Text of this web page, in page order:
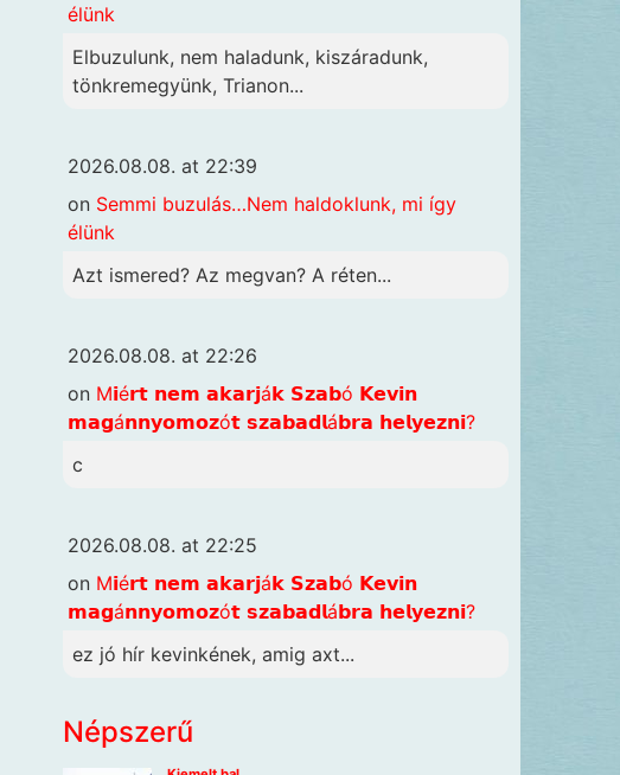
élünk
Elbuzulunk, nem haladunk, kiszáradunk,
tönkremegyünk, Trianon...
2026.08.08. at 22:39
on Semmi buzulás…Nem haldoklunk, mi így
élünk
Azt ismered? Az megvan? A réten...
2026.08.08. at 22:26
on M𝗶é𝗿𝘁 𝗻𝗲𝗺 𝗮𝗸𝗮𝗿𝗷á𝗸 𝗦𝘇𝗮𝗯ó 𝗞𝗲𝘃𝗶𝗻
𝗺𝗮𝗴á𝗻𝗻𝘆𝗼𝗺𝗼𝘇ó𝘁 𝘀𝘇𝗮𝗯𝗮𝗱𝗹á𝗯𝗿𝗮 𝗵𝗲𝗹𝘆𝗲𝘇𝗻𝗶?
c
2026.08.08. at 22:25
on M𝗶é𝗿𝘁 𝗻𝗲𝗺 𝗮𝗸𝗮𝗿𝗷á𝗸 𝗦𝘇𝗮𝗯ó 𝗞𝗲𝘃𝗶𝗻
𝗺𝗮𝗴á𝗻𝗻𝘆𝗼𝗺𝗼𝘇ó𝘁 𝘀𝘇𝗮𝗯𝗮𝗱𝗹á𝗯𝗿𝗮 𝗵𝗲𝗹𝘆𝗲𝘇𝗻𝗶?
ez jó hír kevinkének, amig axt...
Népszerű